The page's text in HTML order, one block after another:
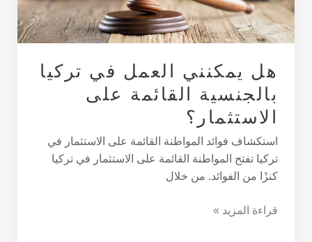
هل يمكنني العمل في تركيا
بالجنسية القائمة على
الاستثمار؟
استكشاف فوائد المواطنة القائمة على الاستثمار في
تركيا تفتح المواطنة القائمة على الاستثمار في تركيا
كنزًا من الفوائد. من خلال
على
الاستثمار؟
قراءة المزيد »